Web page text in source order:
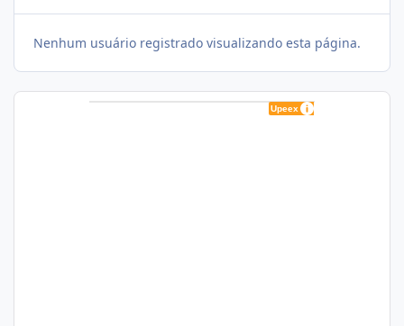
Nenhum usuário registrado visualizando esta página.